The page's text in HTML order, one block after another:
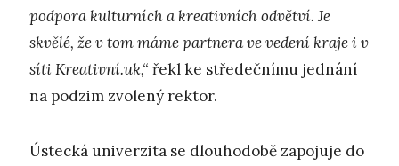
podpora kulturních a kreativních odvětví. Je
skvělé, že v tom máme partnera ve vedení kraje i v
síti Kreativní.uk,“ řekl ke středečnímu jednání
na podzim zvolený rektor.
Ústecká univerzita se dlouhodobě zapojuje do